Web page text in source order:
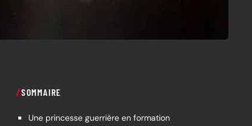
SOMMAIRE
Une princesse guerrière en formation